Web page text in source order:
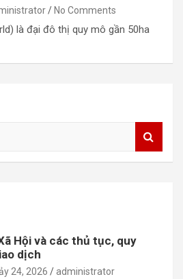
No Comments
là đại đô thị quy mô gần 50ha
Hội và các thủ tục, quy
dịch
24, 2026 administrator